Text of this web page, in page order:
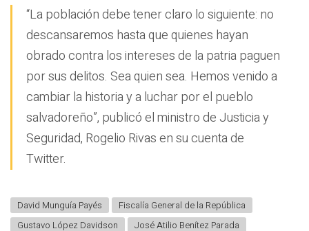
“La población debe tener claro lo siguiente: no
descansaremos hasta que quienes hayan
obrado contra los intereses de la patria paguen
por sus delitos. Sea quien sea. Hemos venido a
cambiar la historia y a luchar por el pueblo
salvadoreño”, publicó el ministro de Justicia y
Seguridad, Rogelio Rivas en su cuenta de
Twitter.
David Munguía Payés
Fiscalía General de la República
Gustavo López Davidson
José Atilio Benítez Parada